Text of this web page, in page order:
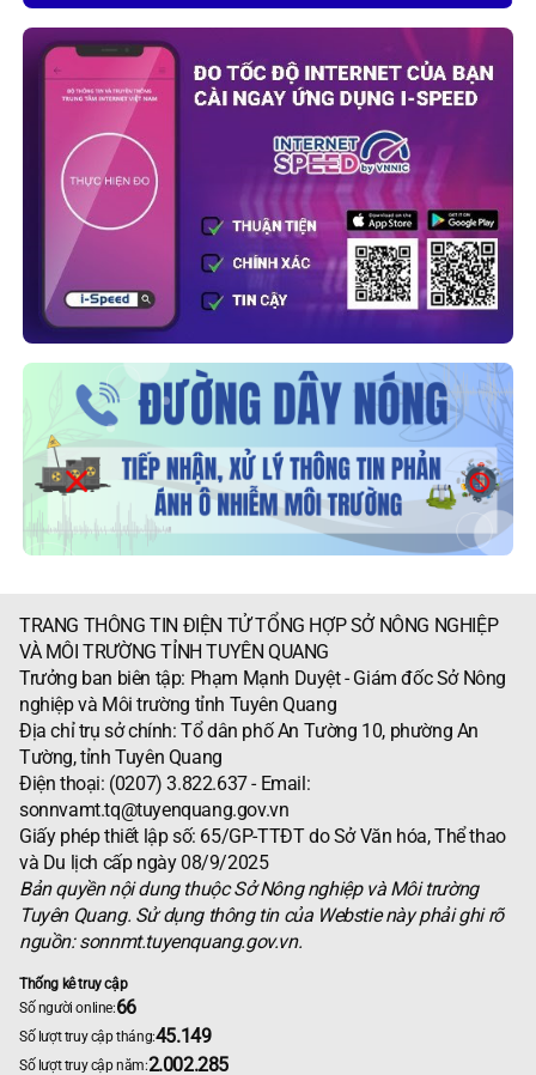
TRANG THÔNG TIN ĐIỆN TỬ TỔNG HỢP SỞ NÔNG NGHIỆP
VÀ MÔI TRƯỜNG TỈNH TUYÊN QUANG
Trưởng ban biên tập: Phạm Mạnh Duyệt - Giám đốc Sở Nông
nghiệp và Môi trường tỉnh Tuyên Quang
Địa chỉ trụ sở chính: Tổ dân phố An Tường 10, phường An
Tường, tỉnh Tuyên Quang
Điện thoại: (0207) 3.822.637 - Email:
sonnvamt.tq@tuyenquang.gov.vn
Giấy phép thiết lập số: 65/GP-TTĐT do Sở Văn hóa, Thể thao
và Du lịch cấp ngày 08/9/2025
Bản quyền nội dung thuộc Sở Nông nghiệp và Môi trường
Tuyên Quang. Sử dụng thông tin của Webstie này phải ghi rõ
nguồn: sonnmt.tuyenquang.gov.vn.
Thống kê truy cập
Số người online:66
Số lượt truy cập tháng:45.149
Số lượt truy cập năm:2.002.285